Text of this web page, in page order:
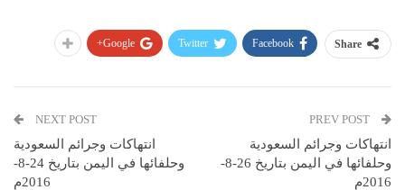
Share
Facebook
Twitter
Google+
انتهاكات وجرائم السعودية
وحلفائها في اليمن بتاريخ 26-8-
2016م
NEXT POST
انتهاكات وجرائم السعودية
وحلفائها في اليمن بتاريخ 24-8-
2016م